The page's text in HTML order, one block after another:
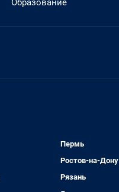
Образование
Пермь
Ростов-на-Дону
Рязань